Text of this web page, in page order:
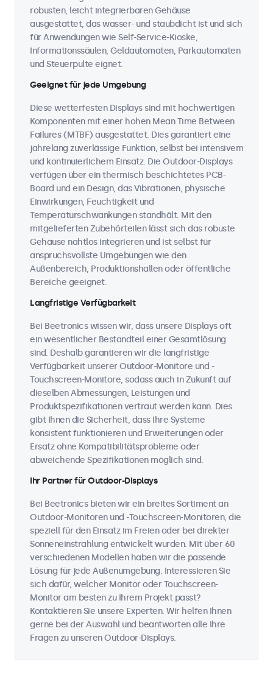
robusten, leicht integrierbaren Gehäuse
ausgestattet, das wasser- und staubdicht ist und sich
für Anwendungen wie Self-Service-Kioske,
Informationssäulen, Geldautomaten, Parkautomaten
und Steuerpulte eignet.
Geeignet für jede Umgebung
Diese wetterfesten Displays sind mit hochwertigen
Komponenten mit einer hohen Mean Time Between
Failures (MTBF) ausgestattet. Dies garantiert eine
jahrelang zuverlässige Funktion, selbst bei intensivem
und kontinuierlichem Einsatz. Die Outdoor-Displays
verfügen über ein thermisch beschichtetes PCB-
Board und ein Design, das Vibrationen, physische
Einwirkungen, Feuchtigkeit und
Temperaturschwankungen standhält. Mit den
mitgelieferten Zubehörteilen lässt sich das robuste
Gehäuse nahtlos integrieren und ist selbst für
anspruchsvollste Umgebungen wie den
Außenbereich, Produktionshallen oder öffentliche
Bereiche geeignet.
Langfristige Verfügbarkeit
Bei Beetronics wissen wir, dass unsere Displays oft
ein wesentlicher Bestandteil einer Gesamtlösung
sind. Deshalb garantieren wir die langfristige
Verfügbarkeit unserer Outdoor-Monitore und -
Touchscreen-Monitore, sodass auch in Zukunft auf
dieselben Abmessungen, Leistungen und
Produktspezifikationen vertraut werden kann. Dies
gibt Ihnen die Sicherheit, dass Ihre Systeme
konsistent funktionieren und Erweiterungen oder
Ersatz ohne Kompatibilitätsprobleme oder
abweichende Spezifikationen möglich sind.
Ihr Partner für Outdoor-Displays
Bei Beetronics bieten wir ein breites Sortiment an
Outdoor-Monitoren und -Touchscreen-Monitoren, die
speziell für den Einsatz im Freien oder bei direkter
Sonneneinstrahlung entwickelt wurden. Mit über 60
verschiedenen Modellen haben wir die passende
Lösung für jede Außenumgebung. Interessieren Sie
sich dafür, welcher Monitor oder Touchscreen-
Monitor am besten zu Ihrem Projekt passt?
Kontaktieren Sie unsere Experten. Wir helfen Ihnen
gerne bei der Auswahl und beantworten alle Ihre
Fragen zu unseren Outdoor-Displays.